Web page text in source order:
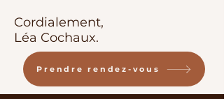
Cordialement,
Léa Cochaux.
Prendre rendez-vous